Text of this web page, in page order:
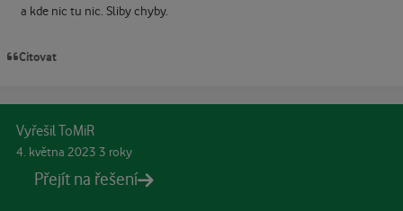
a kde nic tu nic. Sliby chyby.
Citovat
Vyřešil ToMiR
4. května 2023 3 roky
Přejít na řešení